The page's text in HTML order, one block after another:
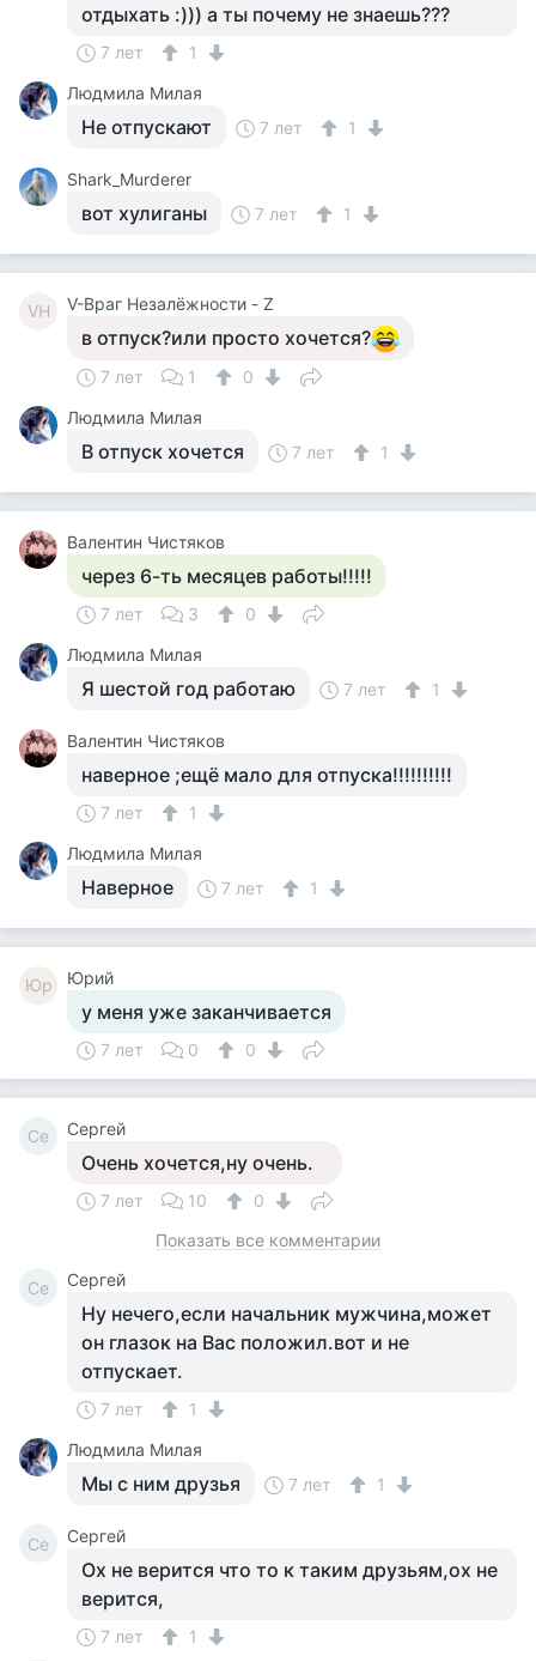
отдыхать :))) а ты почему не знаешь???
7 лет
1
Людмила Милая
Не отпускают 7 лет 1
Shark_Murderer
вот хулиганы 7 лет 1
VН V-Враг Незалёжности - Z
в отпуск?или просто хочется?
7 лет 1
0
Людмила Милая
В отпуск хочется 7 лет 1
Валентин Чистяков
через 6-ть месяцев работы!!!!!
7 лет 3
0
Людмила Милая
Я шестой год работаю 7 лет 1
Валентин Чистяков
наверное ;ещё мало для отпуска!!!!!!!!!!
7 лет
1
Людмила Милая
Наверное 7 лет 1
Юр Юрий
у меня уже заканчивается
7 лет 0 0
Се Сергей
Очень хочется,ну очень.
7 лет 10
0
Показать все комментарии
Се Сергей
Ну нечего,если начальник мужчина,может
он глазок на Вас положил.вот и не
отпускает.
7 лет
1
Людмила Милая
Мы с ним друзья 7 лет 1
Се Сергей
Ох не верится что то к таким друзьям,ох не
верится,
7 лет
1